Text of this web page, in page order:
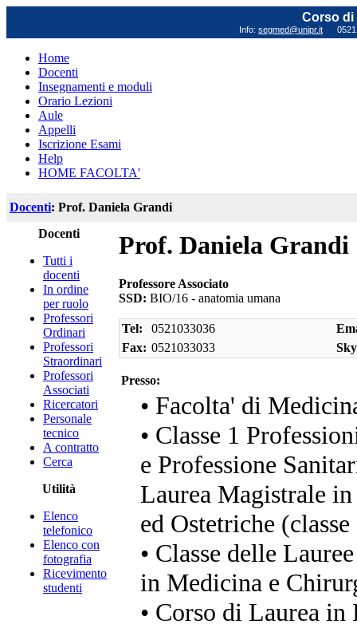
Corso di
Info: segmed@unipr.it
Home
Docenti
Insegnamenti e moduli
Orario Lezioni
Aule
Appelli
Iscrizione Esami
Help
HOME FACOLTA'
Docenti: Prof. Daniela Grandi
Docenti
Tutti i
docenti
In ordine
per ruolo
Professori
Ordinari
Professori
Straordinari
Professori
Associati
Ricercatori
Personale
tecnico
A contratto
Cerca
Utilità
Elenco
telefonico
Elenco con
fotografia
Ricevimento
studenti
Prof. Daniela Grandi
Professore Associato
SSD: BIO/16 - anatomia umana
Tel: 0521033036
Fax: 0521033033
Presso:
• Facolta' di
• Classe 1
e Professione
Laurea Magistrale
ed Ostetriche
• Classe delle
in Medicina e
• Corso di Laurea in